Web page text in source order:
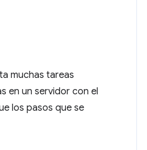
muchas tareas
en un servidor con el
los pasos que se